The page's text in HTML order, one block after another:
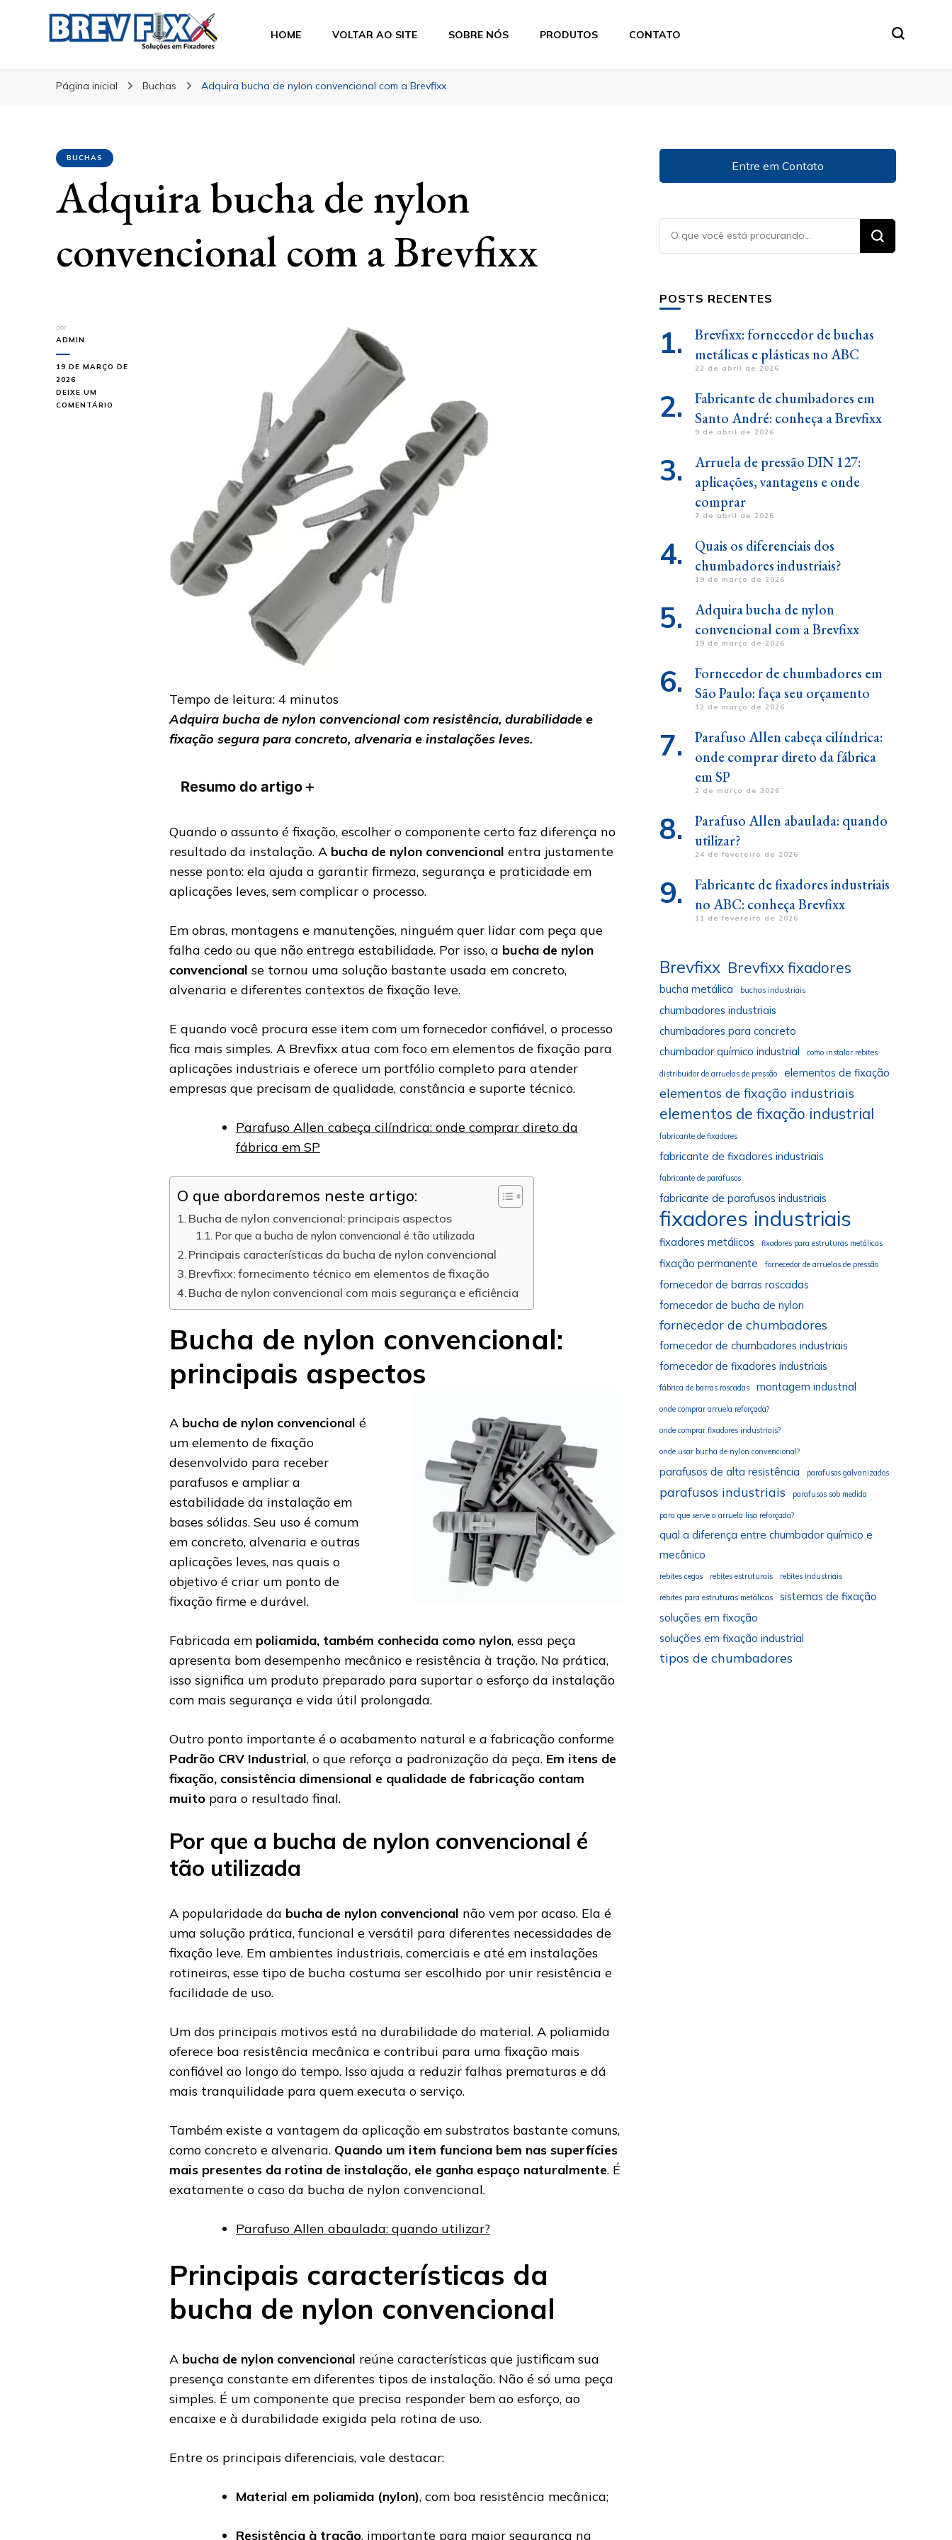
Blog
HOME VOLTAR AO SITE SOBRE NÓS PRODUTOS CONTATO
Página inicial Buchas Adquira bucha de nylon convencional com a Brevfixx
BUCHAS
Adquira bucha de nylon
convencional com a Brevfixx
por
ADMIN
19 DE MARÇO DE
2026
DEIXE UM
COMENTÁRIO
Tempo de leitura: 4 minutos
Adquira bucha de nylon convencional com resistência, durabilidade e
fixação segura para concreto, alvenaria e instalações leves.
Resumo do artigo＋
Quando o assunto é fixação, escolher o componente certo faz diferença no
resultado da instalação. A bucha de nylon convencional entra justamente
nesse ponto: ela ajuda a garantir firmeza, segurança e praticidade em
aplicações leves, sem complicar o processo.
Em obras, montagens e manutenções, ninguém quer lidar com peça que
falha cedo ou que não entrega estabilidade. Por isso, a bucha de nylon
convencional se tornou uma solução bastante usada em concreto,
alvenaria e diferentes contextos de fixação leve.
E quando você procura esse item com um fornecedor confiável, o processo
fica mais simples. A Brevfixx atua com foco em elementos de fixação para
aplicações industriais e oferece um portfólio completo para atender
empresas que precisam de qualidade, constância e suporte técnico.
Parafuso Allen cabeça cilíndrica: onde comprar direto da
fábrica em SP
O que abordaremos neste artigo:
Bucha de nylon convencional: principais aspectos
Por que a bucha de nylon convencional é tão utilizada
Principais características da bucha de nylon convencional
Brevfixx: fornecimento técnico em elementos de fixação
Bucha de nylon convencional com mais segurança e eficiência
Bucha de nylon convencional:
principais aspectos
A bucha de nylon convencional é
um elemento de fixação
desenvolvido para receber
parafusos e ampliar a
estabilidade da instalação em
bases sólidas. Seu uso é comum
em concreto, alvenaria e outras
aplicações leves, nas quais o
objetivo é criar um ponto de
fixação firme e durável.
Fabricada em poliamida, também conhecida como nylon, essa peça
apresenta bom desempenho mecânico e resistência à tração. Na prática,
isso significa um produto preparado para suportar o esforço da instalação
com mais segurança e vida útil prolongada.
Outro ponto importante é o acabamento natural e a fabricação conforme
Padrão CRV Industrial, o que reforça a padronização da peça. Em itens de
fixação, consistência dimensional e qualidade de fabricação contam
muito para o resultado final.
Por que a bucha de nylon convencional é
tão utilizada
A popularidade da bucha de nylon convencional não vem por acaso. Ela é
uma solução prática, funcional e versátil para diferentes necessidades de
fixação leve. Em ambientes industriais, comerciais e até em instalações
rotineiras, esse tipo de bucha costuma ser escolhido por unir resistência e
facilidade de uso.
Um dos principais motivos está na durabilidade do material. A poliamida
oferece boa resistência mecânica e contribui para uma fixação mais
confiável ao longo do tempo. Isso ajuda a reduzir falhas prematuras e dá
mais tranquilidade para quem executa o serviço.
Também existe a vantagem da aplicação em substratos bastante comuns,
como concreto e alvenaria. Quando um item funciona bem nas superfícies
mais presentes da rotina de instalação, ele ganha espaço naturalmente. É
exatamente o caso da bucha de nylon convencional.
Parafuso Allen abaulada: quando utilizar?
Principais características da
bucha de nylon convencional
A bucha de nylon convencional reúne características que justificam sua
presença constante em diferentes tipos de instalação. Não é só uma peça
simples. É um componente que precisa responder bem ao esforço, ao
encaixe e à durabilidade exigida pela rotina de uso.
Entre os principais diferenciais, vale destacar:
Material em poliamida (nylon), com boa resistência mecânica;
Resistência à tração, importante para maior segurança na
Entre em Contato
Procurando
algo?
POSTS RECENTES
Brevfixx: fornecedor de buchas
metálicas e plásticas no ABC
22 de abril de 2026
Fabricante de chumbadores em
Santo André: conheça a Brevfixx
9 de abril de 2026
Arruela de pressão DIN 127:
aplicações, vantagens e onde
comprar
7 de abril de 2026
Quais os diferenciais dos
chumbadores industriais?
19 de março de 2026
Adquira bucha de nylon
convencional com a Brevfixx
19 de março de 2026
Fornecedor de chumbadores em
São Paulo: faça seu orçamento
12 de março de 2026
Parafuso Allen cabeça cilíndrica:
onde comprar direto da fábrica
em SP
2 de março de 2026
Parafuso Allen abaulada: quando
utilizar?
24 de fevereiro de 2026
Fabricante de fixadores industriais
no ABC: conheça Brevfixx
11 de fevereiro de 2026
Brevfixx Brevfixx fixadores
bucha metálica buchas industriais
chumbadores industriais
chumbadores para concreto
chumbador químico industrial
como instalar rebites
distribuidor de arruelas de pressão elementos de fixação
elementos de fixação industriais
elementos de fixação industrial
fabricante de fixadores
fabricante de fixadores industriais
fabricante de parafusos
fabricante de parafusos industriais
fixadores industriais
fixadores metálicos fixadores para estruturas metálicas
fixação permanente fornecedor de arruelas de pressão
fornecedor de barras roscadas
fornecedor de bucha de nylon
fornecedor de chumbadores
fornecedor de chumbadores industriais
fornecedor de fixadores industriais
fábrica de barras roscadas montagem industrial
onde comprar arruela reforçada?
onde comprar fixadores industriais?
onde usar bucha de nylon convencional?
parafusos de alta resistência parafusos galvanizados
parafusos industriais parafusos sob medida
para que serve a arruela lisa reforçada?
qual a diferença entre chumbador químico e
mecânico
rebites cegos rebites estruturais rebites industriais
rebites para estruturas metálicas
sistemas de fixação
soluções em fixação
soluções em fixação industrial
tipos de chumbadores